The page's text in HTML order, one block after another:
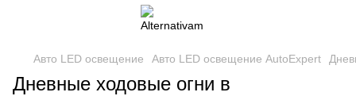
Авто LED освещение Авто LED освещение AutoExpert
Дневные ходовые огни в